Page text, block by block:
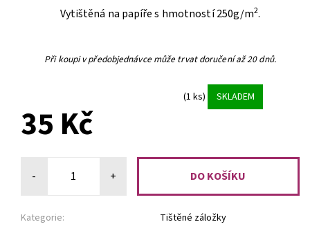
Vytištěná na papíře s hmotností 250g/m2.
Při koupi v předobjednávce může trvat doručení až 20 dnů.
(1 ks) SKLADEM
35 Kč
- +
Kategorie: Tištěné záložky